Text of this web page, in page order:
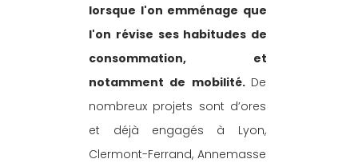
lorsque l'on emménage que
l'on révise ses habitudes de
consommation, et
notamment de mobilité. De
nombreux projets sont d’ores
et déjà engagés à Lyon,
Clermont-Ferrand, Annemasse